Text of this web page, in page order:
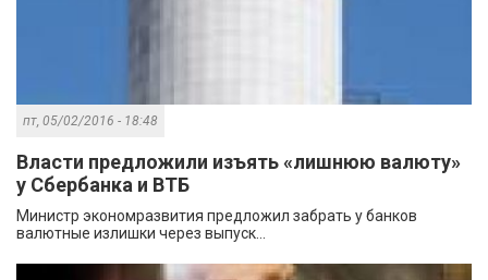
пт, 05/02/2016 - 18:48
Власти предложили изъять «лишнюю валюту»
у Сбербанка и ВТБ
Министр экономразвития предложил забрать у банков
валютные излишки через выпуск...